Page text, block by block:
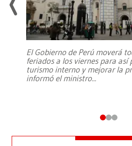
El Gobierno de Perú moverá
feriados a los viernes para así
turismo interno y mejorar la
informó el ministro...